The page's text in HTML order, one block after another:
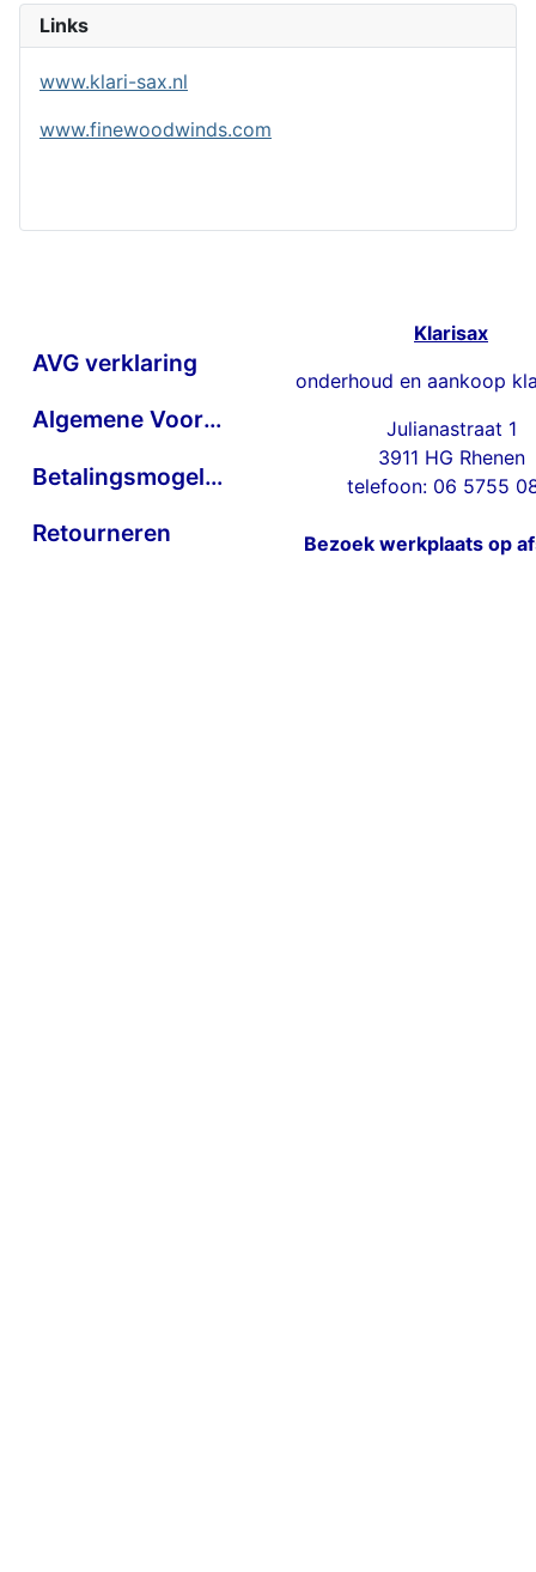
Links
www.klari-sax.nl
www.finewoodwinds.com
AVG verklaring
Algemene Voorwaarden
Betalingsmogelijkheden
Retourneren
Klarisax
onderhoud en aankoop
Julianastraat 1
3911 HG Rhenen
telefoon: 06 5755
Bezoek werkplaats op